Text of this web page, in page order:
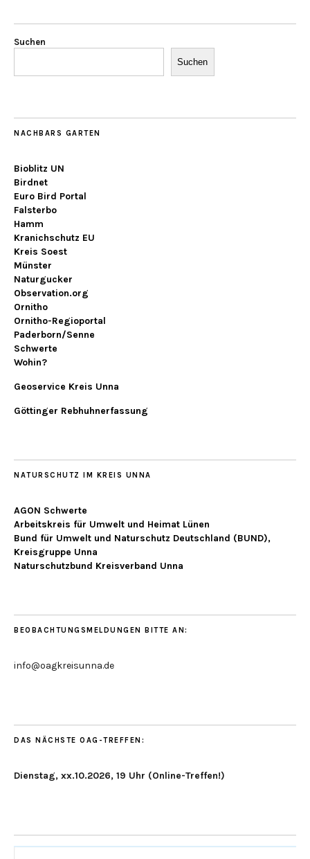
Suchen
Suchen
NACHBARS GARTEN
Bioblitz UN
Birdnet
Euro Bird Portal
Falsterbo
Hamm
Kranichschutz EU
Kreis Soest
Münster
Naturgucker
Observation.org
Ornitho
Ornitho-Regioportal
Paderborn/Senne
Schwerte
Wohin?
Geoservice Kreis Unna
Göttinger Rebhuhnerfassung
NATURSCHUTZ IM KREIS UNNA
AGON Schwerte
Arbeitskreis für Umwelt und Heimat Lünen
Bund für Umwelt und Naturschutz Deutschland (BUND),
Kreisgruppe Unna
Naturschutzbund Kreisverband Unna
BEOBACHTUNGSMELDUNGEN BITTE AN:
info@oagkreisunna.de
DAS NÄCHSTE OAG-TREFFEN:
Dienstag, xx.10.2026, 19 Uhr (Online-Treffen!)